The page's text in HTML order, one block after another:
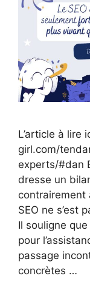
L’article à
girl.com/
experts/#dan
dresse un
contrairement
SEO ne s’est
Il souligne
pour
passage
concrètes …